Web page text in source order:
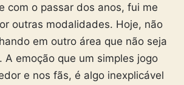
com o passar dos anos, fui me
outras modalidades. Hoje, não
em outro área que não seja
A emoção que um simples jogo
e nos fãs, é algo inexplicável